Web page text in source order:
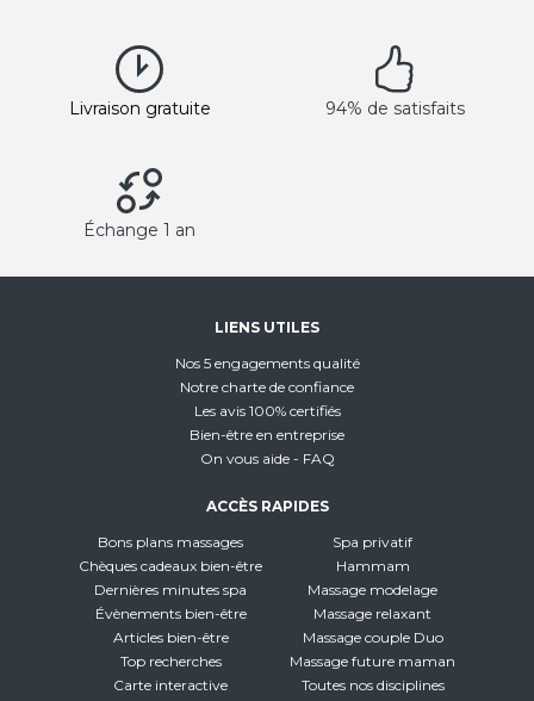
Livraison gratuite 94% de satisfaits
Échange 1 an
LIENS UTILES
Nos 5 engagements qualité
Notre charte de confiance
Les avis 100% certifiés
Bien-être en entreprise
On vous aide - FAQ
ACCÈS RAPIDES
Bons plans massages
Chèques cadeaux bien-être
Dernières minutes spa
Évènements bien-être
Articles bien-être
Top recherches
Carte interactive
Spa privatif
Hammam
Massage modelage
Massage relaxant
Massage couple Duo
Massage future maman
Toutes nos disciplines